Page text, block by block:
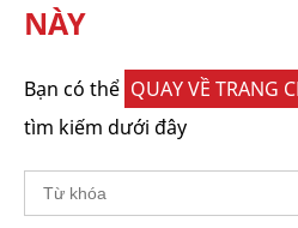
NÀY
Bạn có thể QUAY VỀ TRANG
tìm kiếm dưới đây